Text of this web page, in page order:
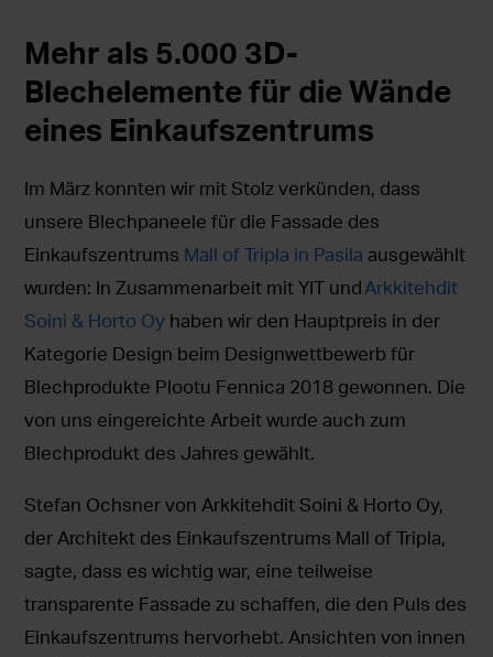
Mehr als 5.000 3D-
Blechelemente für die Wände
eines Einkaufszentrums
Im März konnten wir mit Stolz verkünden, dass
unsere Blechpaneele für die Fassade des
Einkaufszentrums Mall of Tripla in Pasila ausgewählt
wurden: In Zusammenarbeit mit YIT undArkkitehdit
Soini & Horto Oy haben wir den Hauptpreis in der
Kategorie Design beim Designwettbewerb für
Blechprodukte Plootu Fennica 2018 gewonnen. Die
von uns eingereichte Arbeit wurde auch zum
Blechprodukt des Jahres gewählt.
Stefan Ochsner von Arkkitehdit Soini & Horto Oy,
der Architekt des Einkaufszentrums Mall of Tripla,
sagte, dass es wichtig war, eine teilweise
transparente Fassade zu schaffen, die den Puls des
Einkaufszentrums hervorhebt. Ansichten von innen